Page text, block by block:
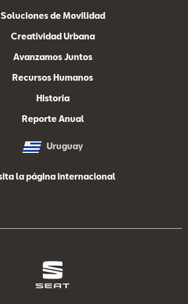
Soluciones de Movilidad
Creatividad Urbana
Avanzamos Juntos
Recursos Humanos
Historia
Reporte Anual
Uruguay
la página internacional